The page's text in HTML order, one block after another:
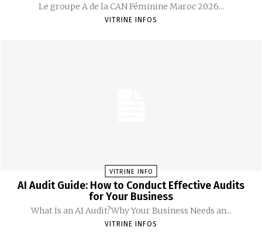
Le groupe A de la CAN Féminine Maroc 2026...
VITRINE INFOS
VITRINE INFO
AI Audit Guide: How to Conduct Effective Audits
for Your Business
What Is an AI Audit?Why Your Business Needs an...
VITRINE INFOS